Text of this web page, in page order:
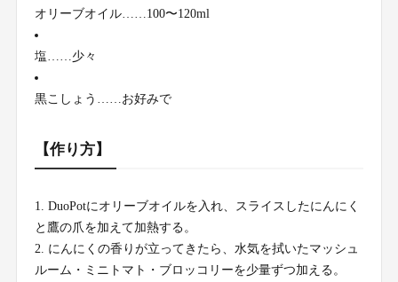
オリーブオイル……100〜120ml
塩……少々
黒こしょう……お好みで
【作り方】
DuoPotにオリーブオイルを入れ、スライスしたにんにく
と鷹の爪を加えて加熱する。
にんにくの香りが立ってきたら、水気を拭いたマッシュ
ルーム・ミニトマト・ブロッコリーを少量ずつ加える。